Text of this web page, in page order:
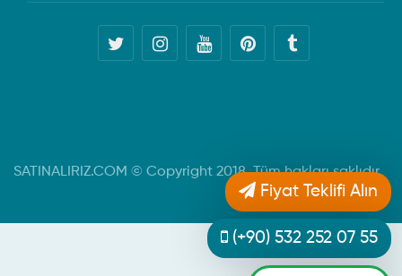
SATINALIRIZ.COM © Copyright 2018. Tüm hakları saklıdır.
Fiyat Teklifi Alın
(+90) 532 252 07 55